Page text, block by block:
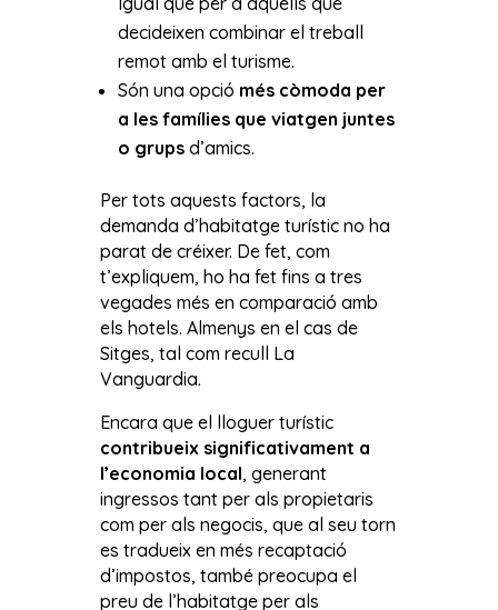
decideixen combinar el treball
remot amb el turisme.
Són una opció més còmoda per
a les famílies que viatgen juntes
o grupsd’amics.
Per tots aquests factors, la
demanda d’habitatge turístic no ha
parat de créixer. De fet, com
t’expliquem, ho ha fet fins a tres
vegades més en comparació amb
els hotels. Almenys en el cas de
Sitges, tal com recull La
Vanguardia.
Encara que el lloguer turístic
contribueix significativament a
l’economia local, generant
ingressos tant per als propietaris
com per als negocis, que al seu torn
es tradueix en més recaptació
d’impostos, també preocupa el
preu de l’habitatge per als